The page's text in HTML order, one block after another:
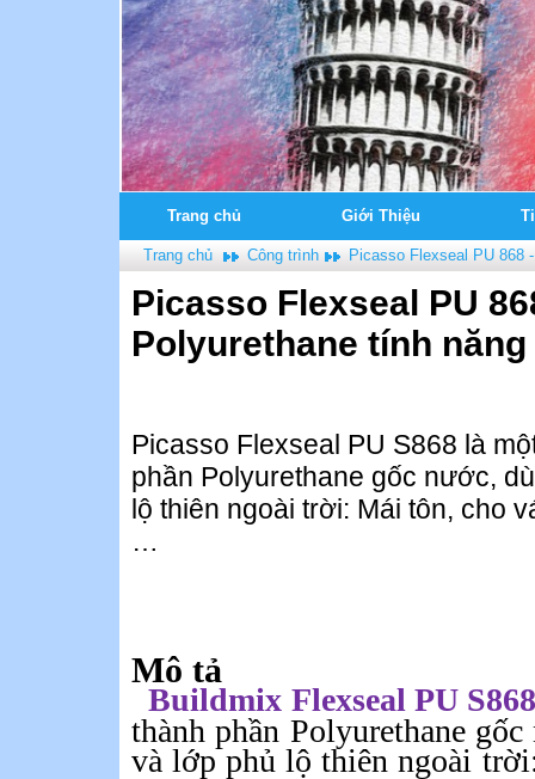
Trang chủ Giới Thiệu
Trang chủ Công trình Picasso Flexseal PU 868
Picasso Flexseal PU
Polyurethane tính năng
Picasso Flexseal PU S868 là
phần Polyurethane gốc nước,
lộ thiên ngoài trời: Mái tôn, cho
…
Mô tả
Buildmix Flexseal PU
thành phần Polyurethanegốc
và lớp phủ lộ thiên ngoài trời